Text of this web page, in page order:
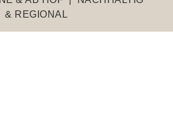
& REGIONAL